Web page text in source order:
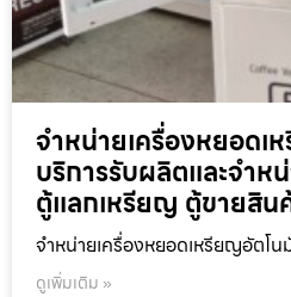
จำหน่ายเครื่องหยอดเ
บริการรับผลิตและจำ
ตู้แลกเหรียญ ตู้ขายสิน
จำหน่ายเครื่องหยอดเหรียญ​อัตโน
ดูเพิ่มเติม »